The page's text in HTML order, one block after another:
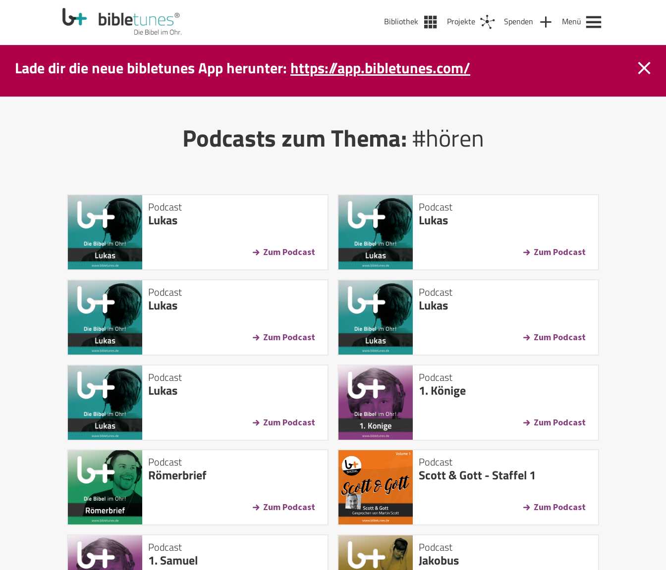
Bibliothek Projekte Spenden Menü
Lade dir die neue bibletunes App herunter: https://app.bibletunes.com/
Podcasts zum Thema:#hören
Podcast
Lukas
Zum Podcast
Podcast
Lukas
Zum Podcast
Podcast
Lukas
Zum Podcast
Podcast
Lukas
Zum Podcast
Podcast
Lukas
Zum Podcast
Podcast
1. Könige
Zum Podcast
Podcast
Römerbrief
Zum Podcast
Podcast
Scott & Gott - Staffel 1
Zum Podcast
Podcast
1. Samuel
Podcast
Jakobus